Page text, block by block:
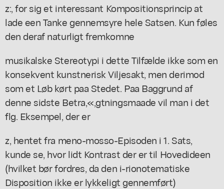
z:, for sig et interessant Kompositionsprincip at
lade een Tanke gennemsyre hele Satsen. Kun føles
den deraf naturligt fremkomne
musikalske Stereotypi i dette Tilfælde ikke som en
konsekvent kunstnerisk Viljesakt, men derimod
som et Løb kørt paa Stedet. Paa Baggrund af
denne sidste Betra,«,gtningsmaade vil man i det
flg. Eksempel, der er
z, hentet fra meno-mosso-Episoden i 1. Sats,
kunde se, hvor lidt Kontrast der er til Hovedideen
(hvilket bør fordres, da den i-rionotematiske
Disposition ikke er lykkeligt gennemført)